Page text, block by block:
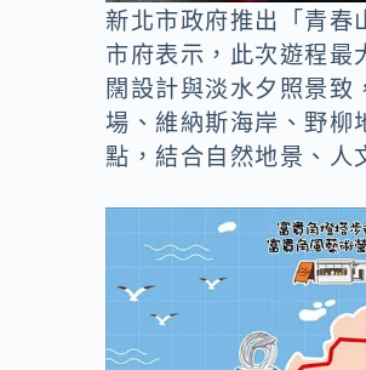
新北市政府推出「青春
市府表示，此次遊程最
闊設計與淡水夕照景
場、維納斯海岸、野柳
點，結合自然地景、人